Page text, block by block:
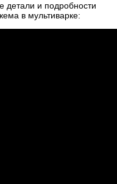
детали и подробности
в мультиварке: